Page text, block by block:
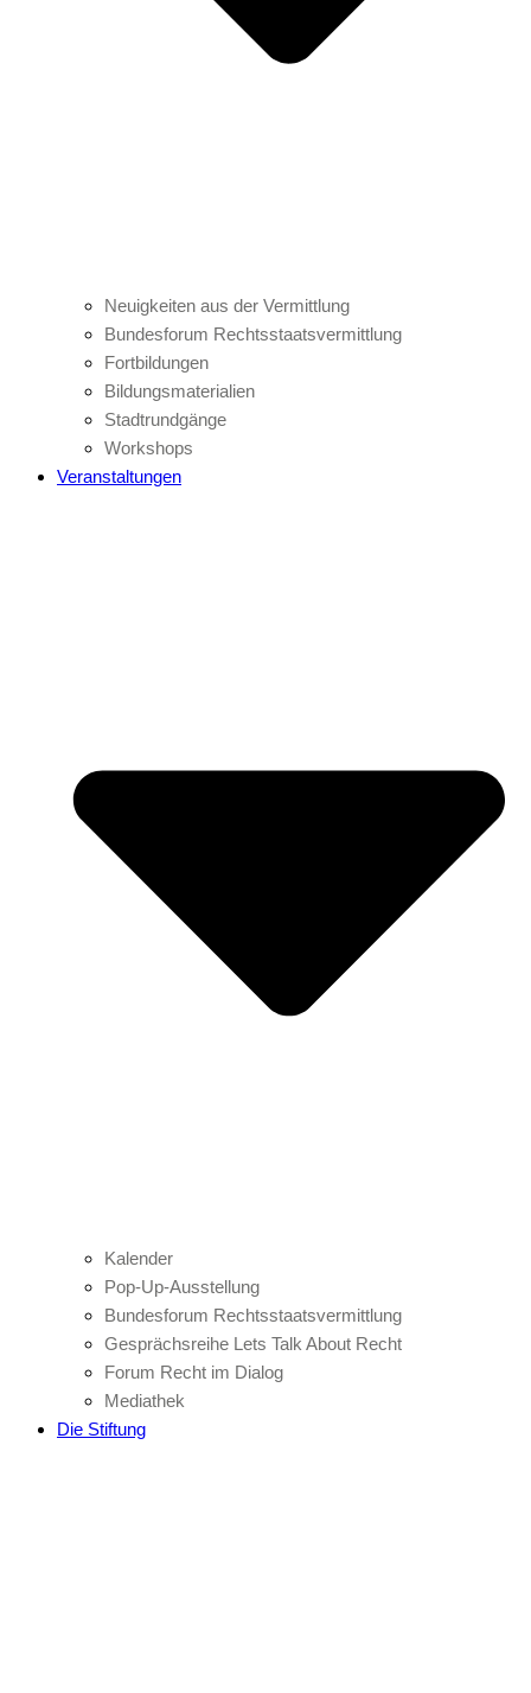
Neuigkeiten aus der Vermittlung
Bundesforum Rechtsstaatsvermittlung
Fortbildungen
Bildungsmaterialien
Stadtrundgänge
Workshops
Veranstaltungen
Kalender
Pop-Up-Ausstellung
Bundesforum Rechtsstaatsvermittlung
Gesprächsreihe Lets Talk About Recht
Forum Recht im Dialog
Mediathek
Die Stiftung